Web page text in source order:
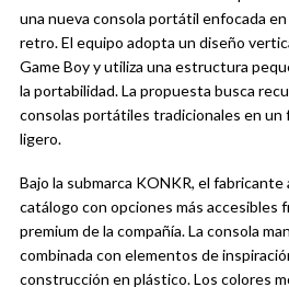
una nueva consola portátil enfocada
retro. El equipo adopta un diseño
Game Boy y utiliza una estructura
la portabilidad. La propuesta busca
consolas portátiles tradicionales en un
ligero.
Bajo la submarca KONKR, el fabricante
catálogo con opciones más accesibles
premium de la compañía. La consola
combinada con elementos de
construcción en plástico. Los colores